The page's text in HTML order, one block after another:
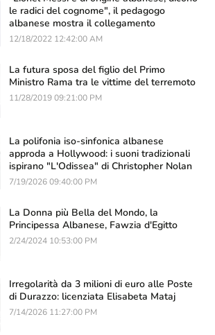
le radici del cognome", il pedagogo
albanese mostra il collegamento
12/18/2022 12:42:00 AM
La futura sposa del figlio del Primo
Ministro Rama tra le vittime del terremoto
11/28/2019 09:21:00 PM
La polifonia iso-sinfonica albanese
approda a Hollywood: i suoni tradizionali
ispirano "L'Odissea" di Christopher Nolan
7/19/2026 09:40:00 PM
La Donna più Bella del Mondo, la
Principessa Albanese, Fawzia d'Egitto
2/24/2024 10:53:00 PM
Irregolarità da 3 milioni di euro alle Poste
di Durazzo: licenziata Elisabeta Mataj
7/14/2026 11:27:00 PM